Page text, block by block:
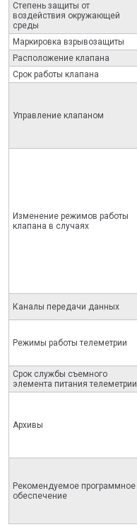
Степень защиты от
воздействия окружающей
среды
Маркировка взрывозащиты
Расположение клапана
Срок работы клапана
Управление клапаном
Изменение режимов работы
клапана в случаях
Каналы передачи данных
Режимы работы телеметрии
Срок службы съемного
элемента питания телеметрии
Архивы
Рекомендуемое программное
обеспечение